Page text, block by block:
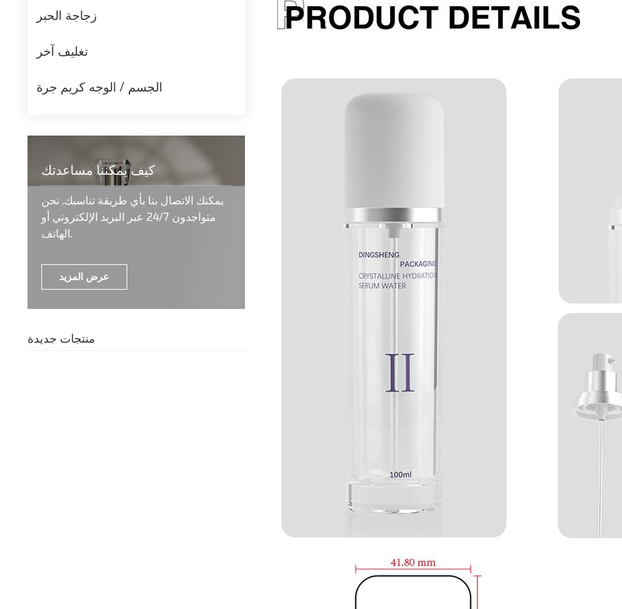
زجاجة الحبر
تغليف آخر
الجسم / الوجه كريم جرة
كيف يمكننا مساعدتك
يمكنك الاتصال بنا بأي طريقة تناسبك. نحن
متواجدون 24/7 عبر البريد الإلكتروني أو
الهاتف.
عرض المزيد
منتجات جديدة